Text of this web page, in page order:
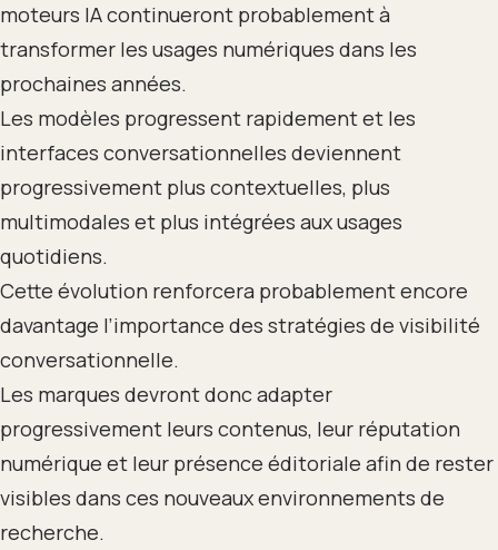
moteurs IA continueront probablement à
transformer les usages numériques dans les
prochaines années.
Les modèles progressent rapidement et les
interfaces conversationnelles deviennent
progressivement plus contextuelles, plus
multimodales et plus intégrées aux usages
quotidiens.
Cette évolution renforcera probablement encore
davantage l’importance des stratégies de visibilité
conversationnelle.
Les marques devront donc adapter
progressivement leurs contenus, leur réputation
numérique et leur présence éditoriale afin de rester
visibles dans ces nouveaux environnements de
recherche.